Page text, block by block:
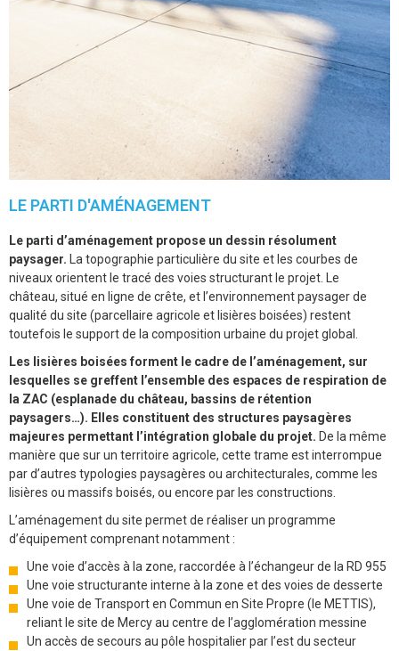
LE PARTI D'AMÉNAGEMENT
Le parti d’aménagement propose un dessin résolument
paysager. La topographie particulière du site et les courbes de
niveaux orientent le tracé des voies structurant le projet. Le
château, situé en ligne de crête, et l’environnement paysager de
qualité du site (parcellaire agricole et lisières boisées) restent
toutefois le support de la composition urbaine du projet global.
Les lisières boisées forment le cadre de l’aménagement, sur
lesquelles se greffent l’ensemble des espaces de respiration de
la ZAC (esplanade du château, bassins de rétention
paysagers…). Elles constituent des structures paysagères
majeures permettant l’intégration globale du projet. De la même
manière que sur un territoire agricole, cette trame est interrompue
par d’autres typologies paysagères ou architecturales, comme les
lisières ou massifs boisés, ou encore par les constructions.
L’aménagement du site permet de réaliser un programme
d’équipement comprenant notamment :
Une voie d’accès à la zone, raccordée à l’échangeur de la RD 955
Une voie structurante interne à la zone et des voies de desserte
Une voie de Transport en Commun en Site Propre (le METTIS),
reliant le site de Mercy au centre de l’agglomération messine
Un accès de secours au pôle hospitalier par l’est du secteur